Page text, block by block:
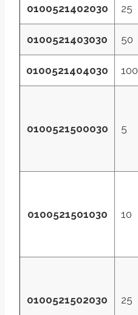
0100521402030 25
0100521403030 50
0100521404030 100
0100521500030 5
0100521501030 10
0100521502030 25